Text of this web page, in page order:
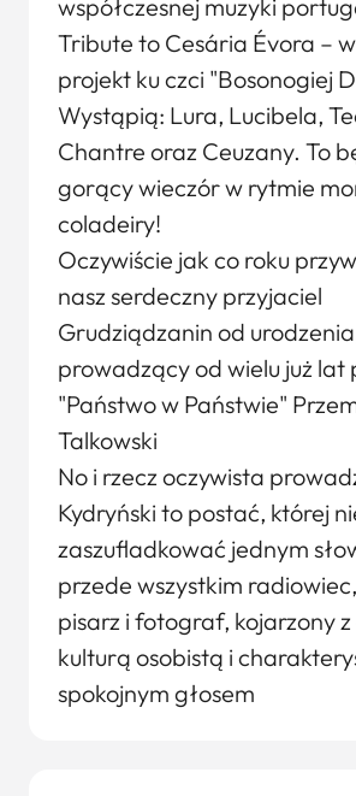
współczesnej muzyki
Tribute to Cesária Évora –
projekt ku czci "Bosonogiej
Wystąpią: Lura, Lucibela,
Chantre oraz Ceuzany. To
gorący wieczór w rytmie
coladeiry!
Oczywiście jak co roku
nasz serdeczny przyjaciel
Grudziądzanin od
prowadzący od wielu już lat
"Państwo w Państwie"
Talkowski
No i rzecz oczywista
Kydryński to postać, której
zaszufladkować jednym
przede wszystkim
pisarz i fotograf, kojarzony
kulturą osobistą i
spokojnym głosem